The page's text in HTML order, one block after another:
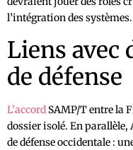
l’intégration des systèmes.
Liens avec
de défense
L’accord SAMP/T entre la
dossier isolé. En
de défense occidentale :